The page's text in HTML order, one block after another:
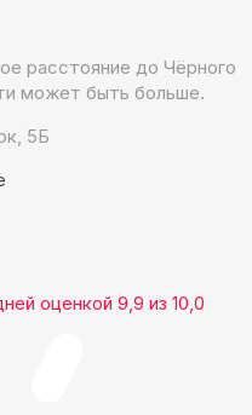
расстояние до Чёрного
может быть больше.
5Б
оценкой 9,9 из 10,0